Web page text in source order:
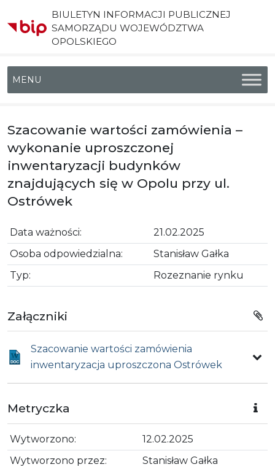
BIULETYN INFORMACJI PUBLICZNEJ
SAMORZĄDU WOJEWÓDZTWA
OPOLSKIEGO
Menu główne
Szacowanie wartości zamówienia –
wykonanie uproszczonej
inwentaryzacji budynków
znajdujących się w Opolu przy ul.
Ostrówek
Data ważności:
21.02.2025
Osoba odpowiedzialna:
Stanisław Gałka
Typ:
Rozeznanie rynku
Załączniki
Szacowanie wartości zamówienia
inwentaryzacja uproszczona Ostrówek
Metryczka
Wytworzono:
12.02.2025
Wytworzono przez:
Stanisław Gałka